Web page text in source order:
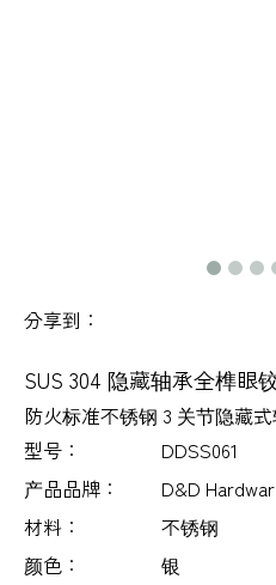
分享到：
SUS 304 隐藏轴承全榫眼
防火标准不锈钢 3 关节隐藏
型号：
DDSS061
产品品牌：
D&D
材料：
不锈钢
颜色：
银